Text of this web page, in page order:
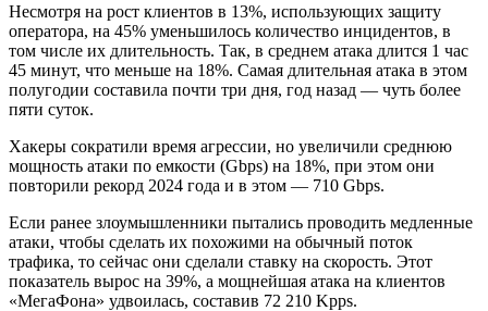
Несмотря на рост клиентов в 13%, использующих защиту
оператора, на 45% уменьшилось количество инцидентов, в
том числе их длительность. Так, в среднем атака длится 1 час
45 минут, что меньше на 18%. Самая длительная атака в этом
полугодии составила почти три дня, год назад — чуть более
пяти суток.
Хакеры сократили время агрессии, но увеличили среднюю
мощность атаки по емкости (Gbps) на 18%, при этом они
повторили рекорд 2024 года и в этом — 710 Gbps.
Если ранее злоумышленники пытались проводить медленные
атаки, чтобы сделать их похожими на обычный поток
трафика, то сейчас они сделали ставку на скорость. Этот
показатель вырос на 39%, а мощнейшая атака на клиентов
«МегаФона» удвоилась, составив 72 210 Kpps.